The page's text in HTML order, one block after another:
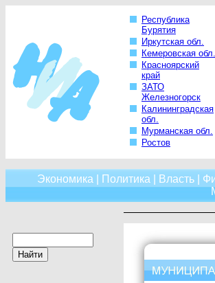
Республика
Бурятия
Иркутская обл.
Кемеровская обл.
Красноярский
край
ЗАТО
Железногорск
Калининградская
обл.
Мурманская обл.
Ростов
Экономика Политика Власть